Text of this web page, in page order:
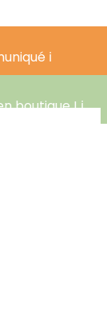
ℹ️
boutique ! ℹ️